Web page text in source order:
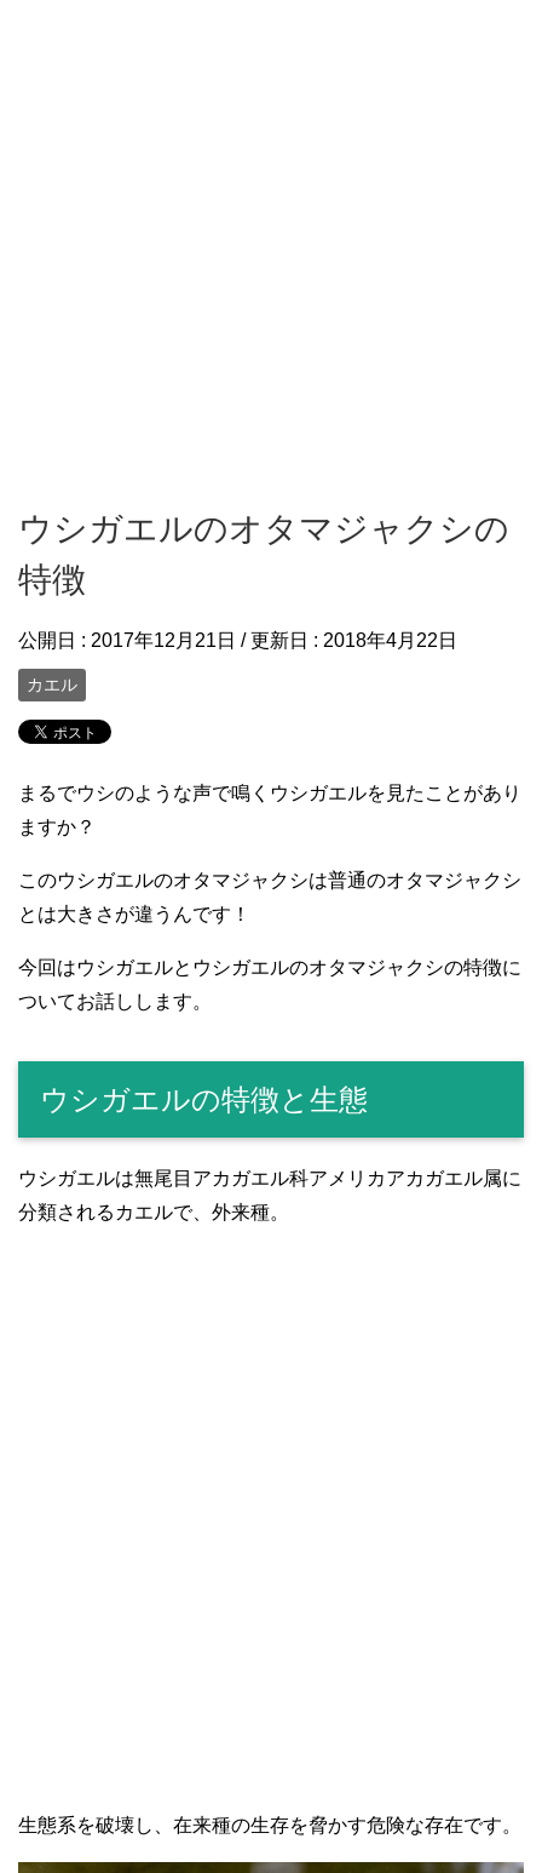
ウシガエルのオタマジャクシの
特徴
公開日 : 2017年12月21日 / 更新日 : 2018年4月22日
カエル
まるでウシのような声で鳴くウシガエルを見たことがあり
ますか？
このウシガエルのオタマジャクシは普通のオタマジャクシ
とは大きさが違うんです！
今回はウシガエルとウシガエルのオタマジャクシの特徴に
ついてお話しします。
ウシガエルの特徴と生態
ウシガエルは無尾目アカガエル科アメリカアカガエル属に
分類されるカエルで、外来種。
生態系を破壊し、在来種の生存を脅かす危険な存在です。